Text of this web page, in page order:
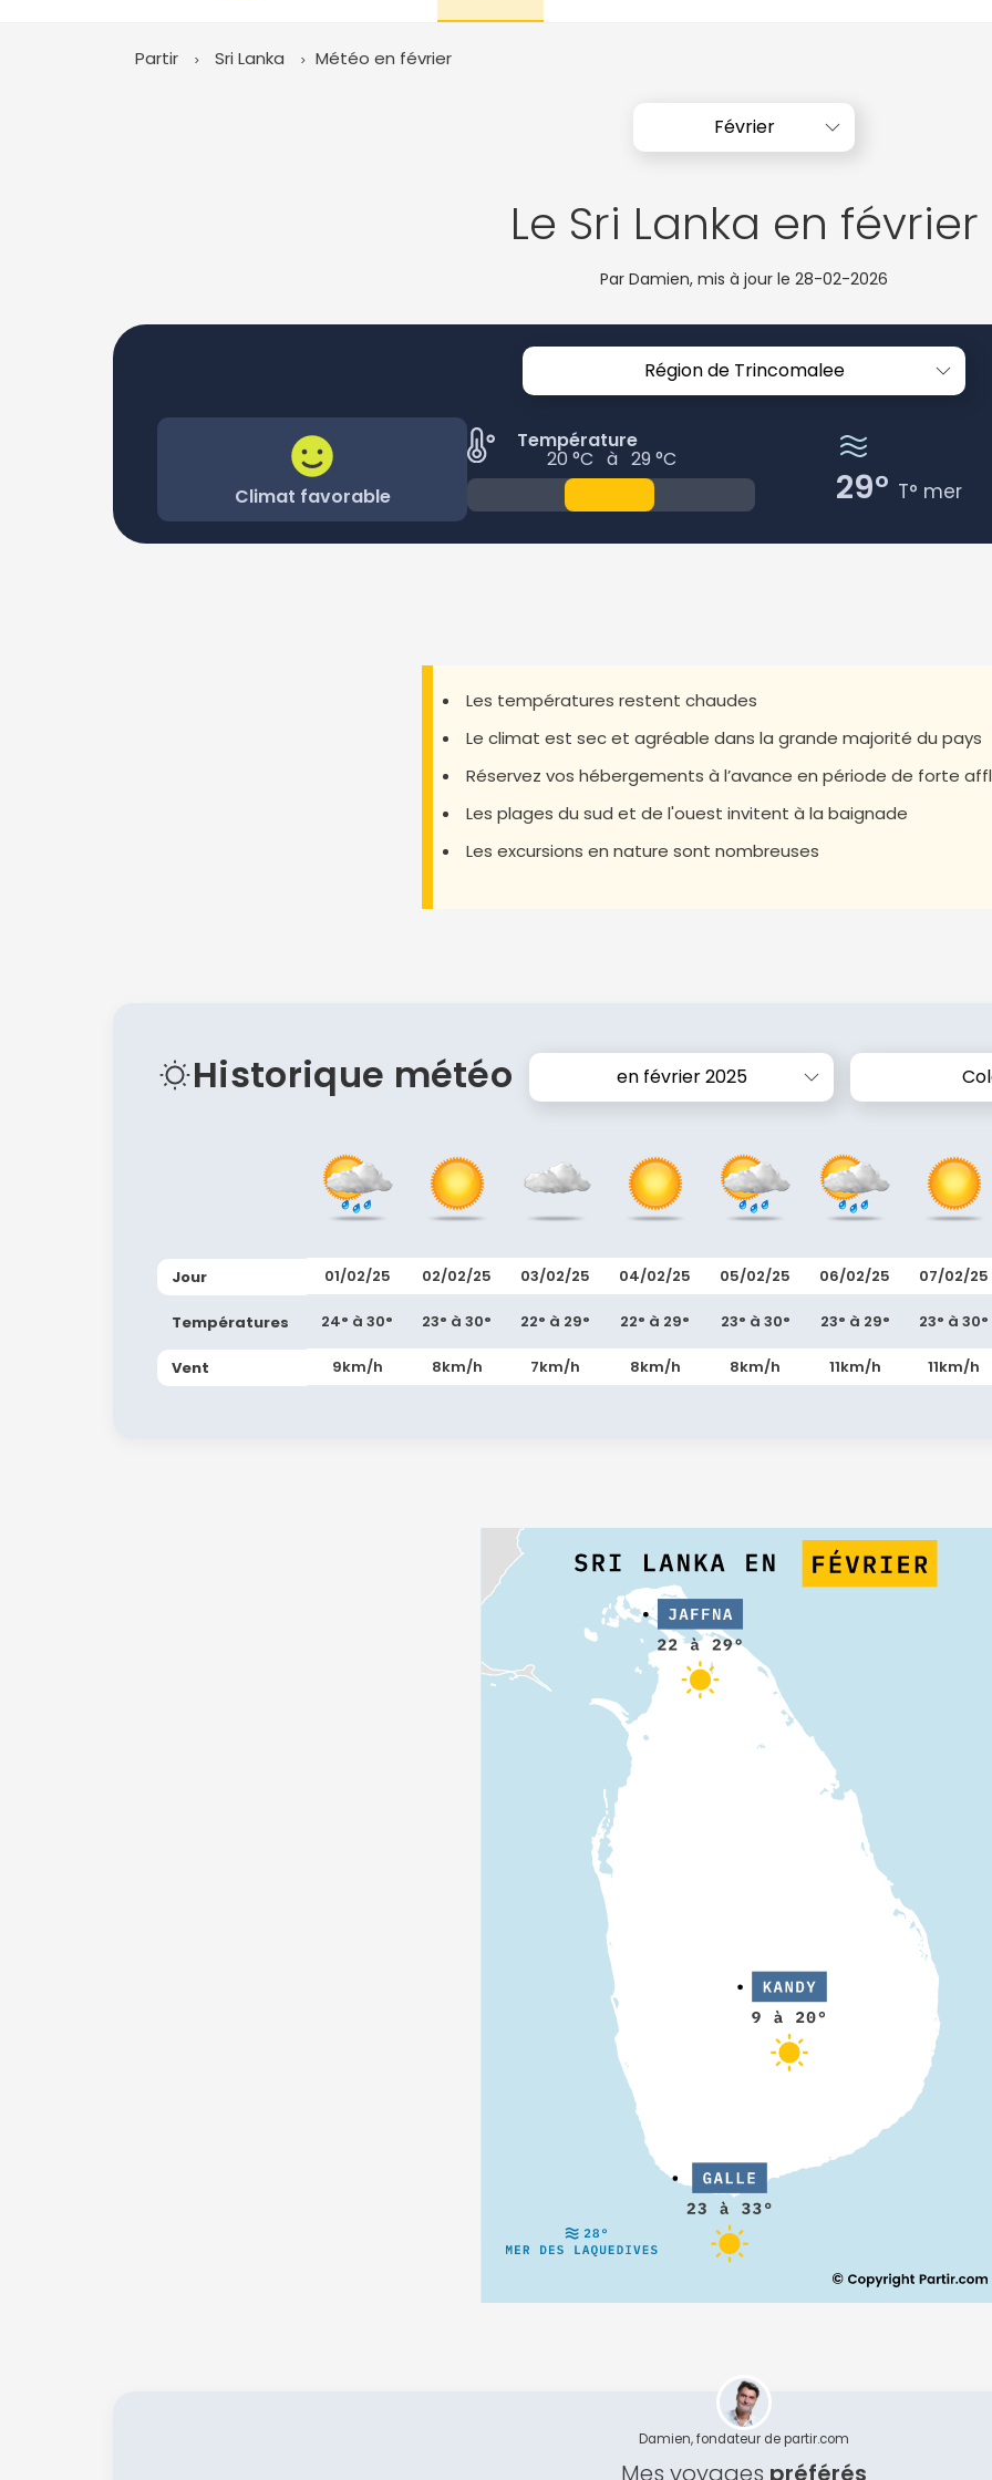
Partir Sri Lanka Météo en février
Février
Le Sri Lanka en février
Par Damien, mis à jour le 28-02-2026
Région de Trincomalee
Climat favorable
Température
20 °C à 29 °C
29° T° mer
Les températures restent chaudes
Le climat est sec et agréable dans la grande majorité du pays
Réservez vos hébergements à l’avance en période de forte
Les plages du sud et de l'ouest invitent à la baignade
Les excursions en nature sont nombreuses
Historique météo en février 2025
Jour
Températures
Vent
01/02/25
24° à 30°
9km/h
02/02/25
23° à 30°
8km/h
03/02/25
22° à 29°
7km/h
04/02/25
22° à 29°
8km/h
05/02/25
23° à 30°
8km/h
06/02/25
23° à 29°
11km/h
07/02/25
23° à 30°
11km/h
Damien, fondateur de partir.com
Mes voyages préférés
Continuer avec Apple
ou connectez-vous par mail
Politique de confidentialité.